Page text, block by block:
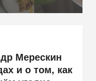
Мерескин
и о том, как